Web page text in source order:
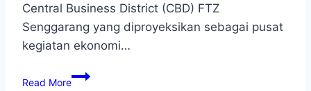
Central Business District (CBD) FTZ
Senggarang yang diproyeksikan sebagai pusat
kegiatan ekonomi…
Read More